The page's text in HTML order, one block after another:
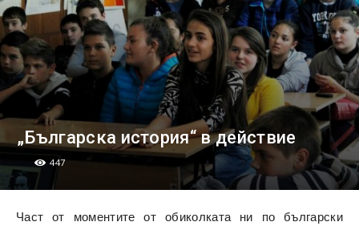
„Българска история“ в действие
447
Част от моментите от обиколката ни по български